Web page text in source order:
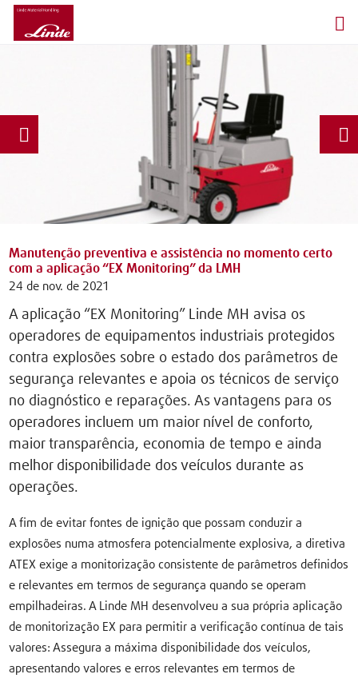
Manutenção preventiva e assistência no momento certo
com a aplicação “EX Monitoring” da LMH
24 de nov. de 2021
A aplicação “EX Monitoring” Linde MH avisa os
operadores de equipamentos industriais protegidos
contra explosões sobre o estado dos parâmetros de
segurança relevantes e apoia os técnicos de serviço
no diagnóstico e reparações. As vantagens para os
operadores incluem um maior nível de conforto,
maior transparência, economia de tempo e ainda
melhor disponibilidade dos veículos durante as
operações.
A fim de evitar fontes de ignição que possam conduzir a
explosões numa atmosfera potencialmente explosiva, a diretiva
ATEX exige a monitorização consistente de parâmetros definidos
e relevantes em termos de segurança quando se operam
empilhadeiras. A Linde MH desenvolveu a sua própria aplicação
de monitorização EX para permitir a verificação contínua de tais
valores: Assegura a máxima disponibilidade dos veículos,
apresentando valores e erros relevantes em termos de